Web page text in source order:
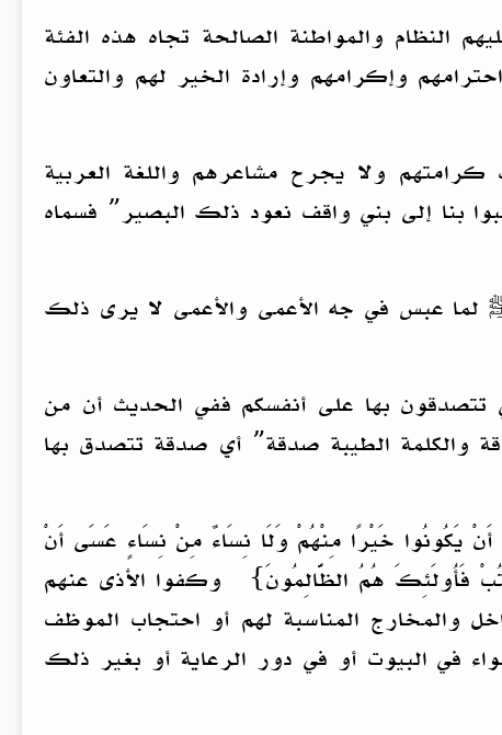
النظام والمواطنة الصالحة تجاه هذه الفئة
وإكرامهم وإرادة الخير لهم والتعاون
كرامتهم ولا يجرح مشاعرهم واللغة العربية
بنا إلى بني واقف نعود ذلك البصير” فسماه
ﷺ لما عبس في جه الأعمى والأعمى لا يرى ذلك
تتصدقون بها على أنفسكم ففي الحديث أن من
والكلمة الطيبة صدقة” أي صدقة تتصدق بها
يَكُونُوا خَيْرًا مِنْهُمْ وَلَا نِسَاءٌ مِنْ نِسَاءٍ عَسَى أَنْ
يَتُبْ فَأُولَئِكَ هُمُ الظَّالِمُونَ} وكفوا الأذى عنهم
والمخارج المناسبة لهم أو احتجاب الموظف
في البيوت أو في دور الرعاية أو بغير ذلك